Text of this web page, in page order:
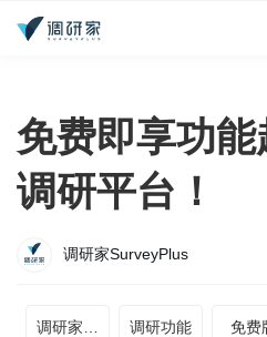
免费即享功
调研平台！
调研家SurveyPlus
调研功能 免费